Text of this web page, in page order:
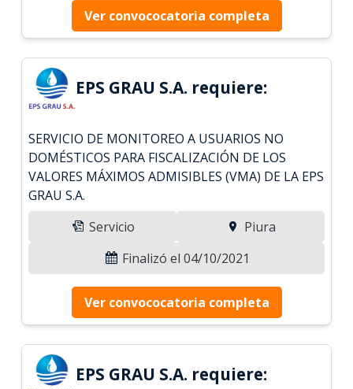
Ver convococatoria completa
EPS GRAU S.A. requiere:
SERVICIO DE MONITOREO A USUARIOS NO
DOMÉSTICOS PARA FISCALIZACIÓN DE LOS
VALORES MÁXIMOS ADMISIBLES (VMA) DE LA EPS
GRAU S.A.
Servicio
Piura
Finalizó el 04/10/2021
Ver convococatoria completa
EPS GRAU S.A. requiere: